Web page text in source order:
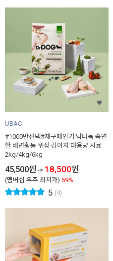
UBAC
#1000만선택#재구매인기 닥터독 속변
한 배변활동 위장 강아지 대용량 사료
2kg/4kg/6kg
45,500원 -> 18,500원
(멤버십 우주 최저가) 59%
5 (4)